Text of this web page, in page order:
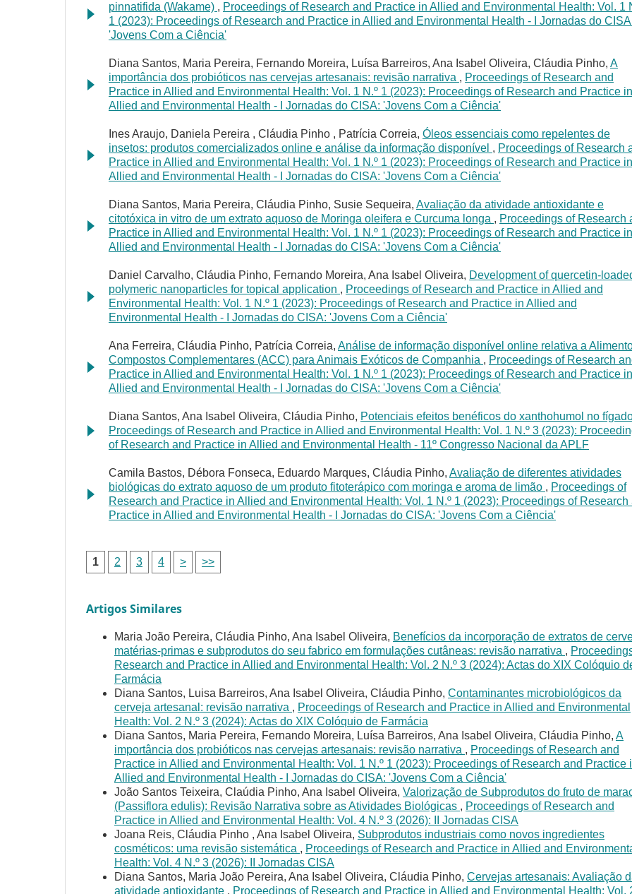
pinnatifida (Wakame) , Proceedings of Research and Practice in Allied and Environmental Health: Vol. 1
1 (2023): Proceedings of Research and Practice in Allied and Environmental Health - I Jornadas do
'Jovens Com a Ciência'
Diana Santos, Maria Pereira, Fernando Moreira, Luísa Barreiros, Ana Isabel Oliveira, Cláudia Pinho, A
importância dos probióticos nas cervejas artesanais: revisão narrativa , Proceedings of Research and
Practice in Allied and Environmental Health: Vol. 1 N.º 1 (2023): Proceedings of Research and Practice in
Allied and Environmental Health - I Jornadas do CISA: 'Jovens Com a Ciência'
Ines Araujo, Daniela Pereira , Cláudia Pinho , Patrícia Correia, Óleos essenciais como repelentes de
insetos: produtos comercializados online e análise da informação disponível , Proceedings of Research
Practice in Allied and Environmental Health: Vol. 1 N.º 1 (2023): Proceedings of Research and Practice in
Allied and Environmental Health - I Jornadas do CISA: 'Jovens Com a Ciência'
Diana Santos, Maria Pereira, Cláudia Pinho, Susie Sequeira, Avaliação da atividade antioxidante e
citotóxica in vitro de um extrato aquoso de Moringa oleifera e Curcuma longa , Proceedings of Research
Practice in Allied and Environmental Health: Vol. 1 N.º 1 (2023): Proceedings of Research and Practice in
Allied and Environmental Health - I Jornadas do CISA: 'Jovens Com a Ciência'
Daniel Carvalho, Cláudia Pinho, Fernando Moreira, Ana Isabel Oliveira, Development of quercetin-
polymeric nanoparticles for topical application , Proceedings of Research and Practice in Allied and
Environmental Health: Vol. 1 N.º 1 (2023): Proceedings of Research and Practice in Allied and
Environmental Health - I Jornadas do CISA: 'Jovens Com a Ciência'
Ana Ferreira, Cláudia Pinho, Patrícia Correia, Análise de informação disponível online relativa a
Compostos Complementares (ACC) para Animais Exóticos de Companhia , Proceedings of Research
Practice in Allied and Environmental Health: Vol. 1 N.º 1 (2023): Proceedings of Research and Practice in
Allied and Environmental Health - I Jornadas do CISA: 'Jovens Com a Ciência'
Diana Santos, Ana Isabel Oliveira, Cláudia Pinho, Potenciais efeitos benéficos do xanthohumol no
Proceedings of Research and Practice in Allied and Environmental Health: Vol. 1 N.º 3 (2023):
of Research and Practice in Allied and Environmental Health - 11º Congresso Nacional da APLF
Camila Bastos, Débora Fonseca, Eduardo Marques, Cláudia Pinho, Avaliação de diferentes atividades
biológicas do extrato aquoso de um produto fitoterápico com moringa e aroma de limão , Proceedings of
Research and Practice in Allied and Environmental Health: Vol. 1 N.º 1 (2023): Proceedings of Research
Practice in Allied and Environmental Health - I Jornadas do CISA: 'Jovens Com a Ciência'
1 2 3 4 > >>
Artigos Similares
Maria João Pereira, Cláudia Pinho, Ana Isabel Oliveira, Benefícios da incorporação de extratos de
matérias-primas e subprodutos do seu fabrico em formulações cutâneas: revisão narrativa ,
Research and Practice in Allied and Environmental Health: Vol. 2 N.º 3 (2024): Actas do XIX Colóquio
Farmácia
Diana Santos, Luisa Barreiros, Ana Isabel Oliveira, Cláudia Pinho, Contaminantes microbiológicos da
cerveja artesanal: revisão narrativa , Proceedings of Research and Practice in Allied and Environmental
Health: Vol. 2 N.º 3 (2024): Actas do XIX Colóquio de Farmácia
Diana Santos, Maria Pereira, Fernando Moreira, Luísa Barreiros, Ana Isabel Oliveira, Cláudia Pinho, A
importância dos probióticos nas cervejas artesanais: revisão narrativa , Proceedings of Research and
Practice in Allied and Environmental Health: Vol. 1 N.º 1 (2023): Proceedings of Research and Practice
Allied and Environmental Health - I Jornadas do CISA: 'Jovens Com a Ciência'
João Santos Teixeira, Claúdia Pinho, Ana Isabel Oliveira, Valorização de Subprodutos do fruto de
(Passiflora edulis): Revisão Narrativa sobre as Atividades Biológicas , Proceedings of Research and
Practice in Allied and Environmental Health: Vol. 4 N.º 3 (2026): II Jornadas CISA
Joana Reis, Cláudia Pinho , Ana Isabel Oliveira, Subprodutos industriais como novos ingredientes
cosméticos: uma revisão sistemática , Proceedings of Research and Practice in Allied and
Health: Vol. 4 N.º 3 (2026): II Jornadas CISA
Diana Santos, Maria João Pereira, Ana Isabel Oliveira, Cláudia Pinho, Cervejas artesanais: Avaliação
atividade antioxidante , Proceedings of Research and Practice in Allied and Environmental Health: Vol.